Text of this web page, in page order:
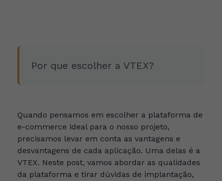
Por que escolher a VTEX?
Quando pensamos em escolher a plataforma de
e-commerce ideal para o nosso projeto,
precisamos levar em conta as vantagens e
desvantagens de cada aplicação. Uma delas é a
VTEX. Neste post, vamos abordar as qualidades
da plataforma e tirar dúvidas de implantação,